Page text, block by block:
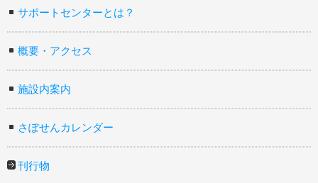
サポートセンターとは？
概要・アクセス
施設内案内
さぽせんカレンダー
刊行物